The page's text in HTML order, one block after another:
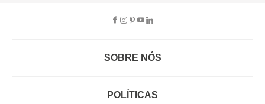
SOBRE NÓS
RECRUTAMENTO
POLÍTICAS